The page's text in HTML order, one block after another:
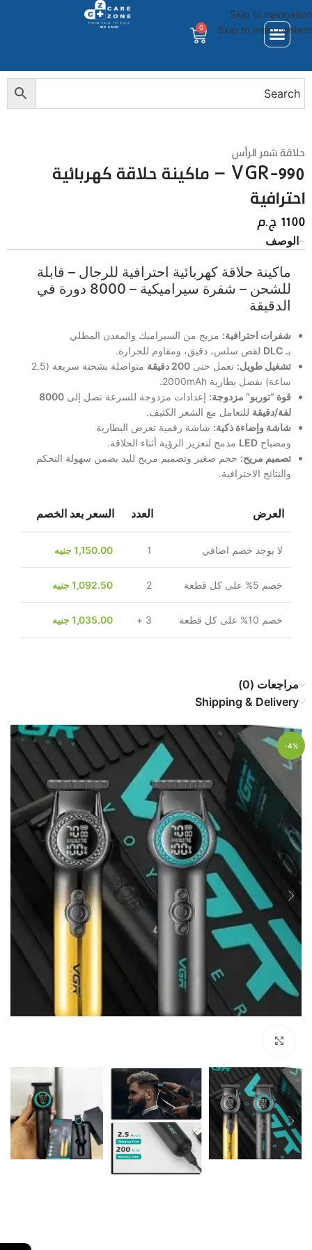
Skip to navigation
Skip to main content
0
حلاقة شعر الرأس
VGR-990 – ماكينة حلاقة كهربائية
احترافية
1100ج.م
الوصف
ماكينة حلاقة كهربائية احترافية للرجال – قابلة
للشحن – شفرة سيراميكية – 8000 دورة في
الدقيقة
شفرات احترافية: مزيج من السيراميك والمعدن المطلي
بـ DLC لقص سلس، دقيق، ومقاوم للحرارة.
تشغيل طويل: تعمل حتى 200 دقيقة
متواصلة بشحنة سريعة (2.5
ساعة) بفضل بطارية 2000mAh.
قوة “توربو” مزدوجة: إعدادات مزدوجة للسرعة تصل إلى 8000
لفة/دقيقة للتعامل مع الشعر الكثيف.
شاشة وإضاءة ذكية: شاشة رقمية تعرض البطارية
ومصباح LED مدمج لتعزيز الرؤية أثناء الحلاقة.
تصميم مريح: حجم صغير وتصميم مريح لليد يضمن سهولة التحكم
والنتائج الاحترافية.
العرض العدد السعر بعد الخصم
لا يوجد خصم اضافي 1
1,150.00جنيه
خصم 5% على كل قطعة 2
1,092.50جنيه
خصم 10% على كل قطعة 3 +
1,035.00جنيه
مراجعات (0)
Shipping & Delivery
-4%